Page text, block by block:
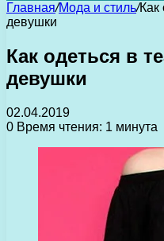
Главная/Мода и стиль/Как
девушки
Как одеться в
девушки
02.04.2019
0 Время чтения: 1 минута